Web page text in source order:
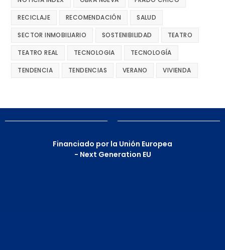
RECICLAJE RECOMENDACIÓN SALUD
SECTOR INMOBILIARIO SOSTENIBILIDAD TEATRO
TEATRO REAL TECNOLOGIA TECNOLOGÍA
TENDENCIA TENDENCIAS VERANO VIVIENDA
Financiado por la Unión Europea
- Next Generation EU